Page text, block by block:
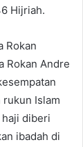
Hijriah.
Rokan
Rokan Andre
rukun Islam
diberi
ibadah di